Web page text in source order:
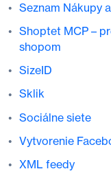
Seznam Nákupy
Shoptet MCP –
shopom
SizeID
Sklik
Sociálne siete
Vytvorenie
XML feedy